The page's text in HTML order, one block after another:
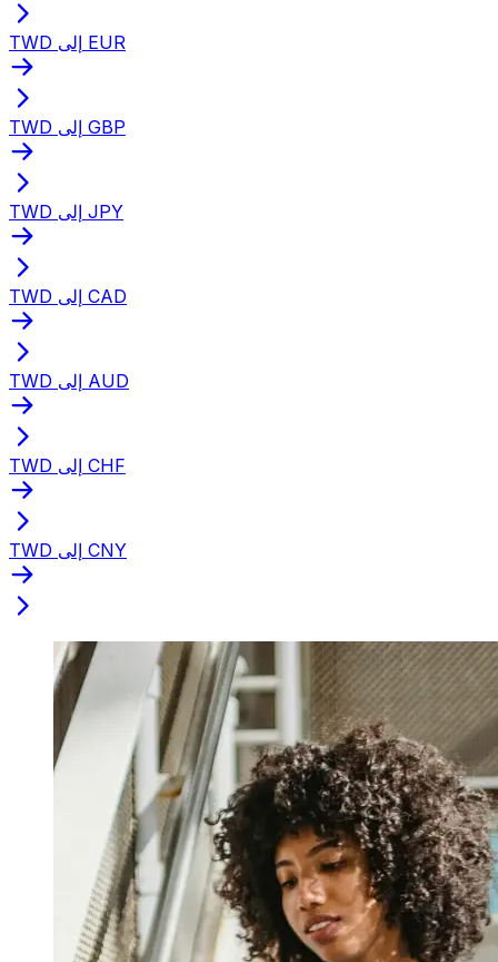
TWD إلى EUR
TWD إلى GBP
TWD إلى JPY
TWD إلى CAD
TWD إلى AUD
TWD إلى CHF
TWD إلى CNY